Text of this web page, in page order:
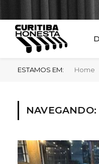
ESTAMOS EM: Home
NAVEGANDO: